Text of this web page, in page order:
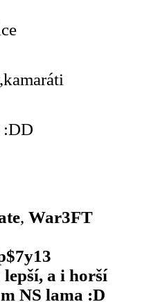
:DD
, War3FT
lepší, a i horší
NS lama :D